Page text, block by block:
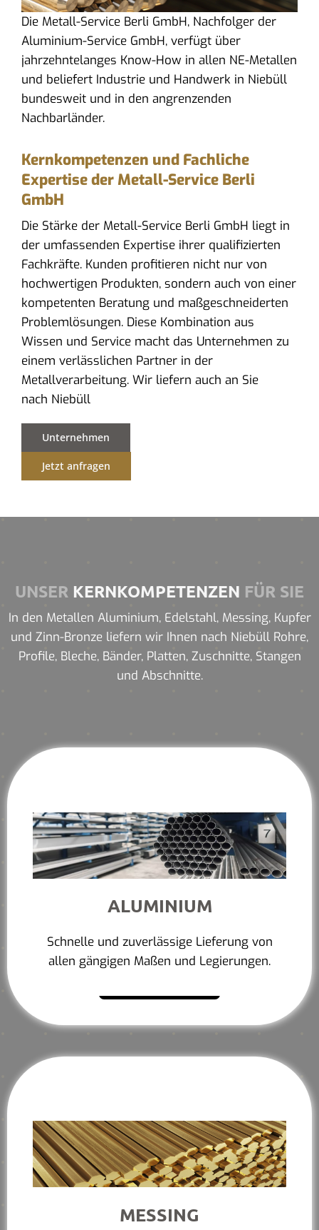
Die Metall-Service Berli GmbH, Nachfolger der
Aluminium-Service GmbH, verfügt über
jahrzehntelanges Know-How in allen NE-Metallen
und beliefert Industrie und Handwerk in Niebüll
bundesweit und in den angrenzenden
Nachbarländer.
Kernkompetenzen und Fachliche
Expertise der Metall-Service Berli
GmbH
Die Stärke der Metall-Service Berli GmbH liegt in
der umfassenden Expertise ihrer qualifizierten
Fachkräfte. Kunden profitieren nicht nur von
hochwertigen Produkten, sondern auch von einer
kompetenten Beratung und maßgeschneiderten
Problemlösungen. Diese Kombination aus
Wissen und Service macht das Unternehmen zu
einem verlässlichen Partner in der
Metallverarbeitung. Wir liefern auch an Sie
nach Niebüll
Unternehmen
Jetzt anfragen
UNSER KERNKOMPETENZEN FÜR SIE
In den Metallen Aluminium, Edelstahl, Messing, Kupfer
und Zinn-Bronze liefern wir Ihnen nach Niebüll Rohre,
Profile, Bleche, Bänder, Platten, Zuschnitte, Stangen
und Abschnitte.
ALUMINIUM
Schnelle und zuverlässige Lieferung von
allen gängigen Maßen und Legierungen.
MESSING